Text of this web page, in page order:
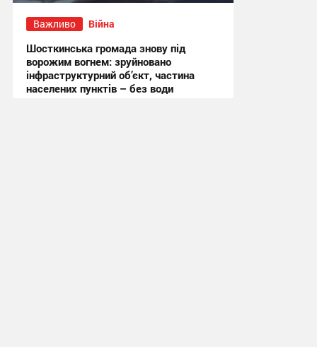
Важливо Війна
Шосткинська громада знову під
ворожим вогнем: зруйновано
інфраструктурний об’єкт, частина
населених пунктів – без води